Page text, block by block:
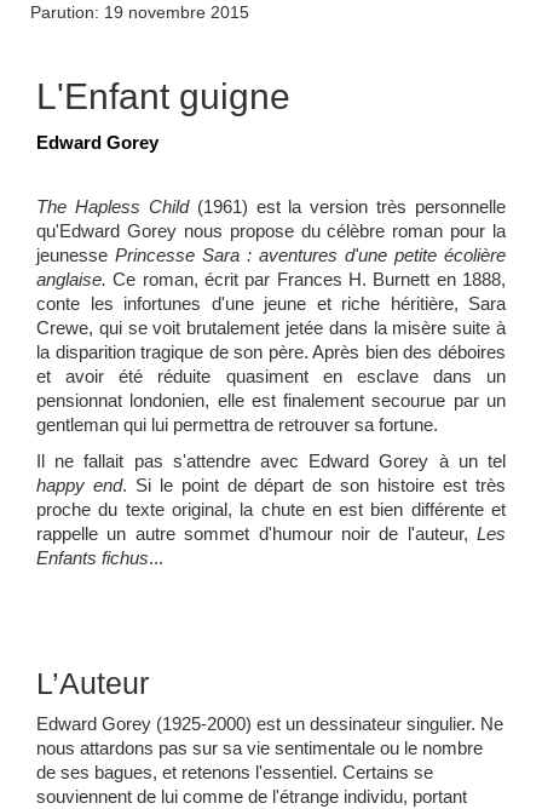
Parution: 19 novembre 2015
L'Enfant guigne
Edward Gorey
The Hapless Child(1961) est la version très personnelle
qu'Edward Gorey nous propose du célèbre roman pour la
jeunesse Princesse Sara : aventures d'une petite écolière
anglaise. Ce roman, écrit par Frances H. Burnett en 1888,
conte les infortunes d'une jeune et riche héritière, Sara
Crewe, qui se voit brutalement jetée dans la misère suite à
la disparition tragique de son père. Après bien des déboires
et avoir été réduite quasiment en esclave dans un
pensionnat londonien, elle est finalement secourue par un
gentleman qui lui permettra de retrouver sa fortune.
Il ne fallait pas s'attendre avec Edward Gorey à un tel
happy end. Si le point de départ de son histoire est très
proche du texte original, la chute en est bien différente et
rappelle un autre sommet d'humour noir de l'auteur, Les
Enfants fichus...
L’Auteur
Edward Gorey (1925-2000) est un dessinateur singulier. Ne
nous attardons pas sur sa vie sentimentale ou le nombre
de ses bagues, et retenons l'essentiel. Certains se
souviennent de lui comme de l'étrange individu, portant